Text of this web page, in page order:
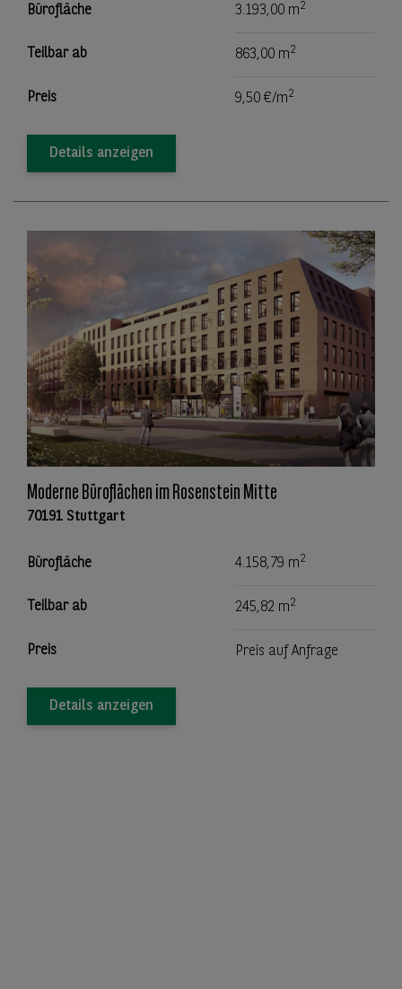
Bürofläche 3.193,00 m2
Teilbar ab 863,00 m2
Preis 9,50 €/m2
Details anzeigen
Moderne Büroflächen im Rosenstein Mitte
70191 Stuttgart
Bürofläche 4.158,79 m2
Teilbar ab 245,82 m2
Preis Preis auf Anfrage
Details anzeigen